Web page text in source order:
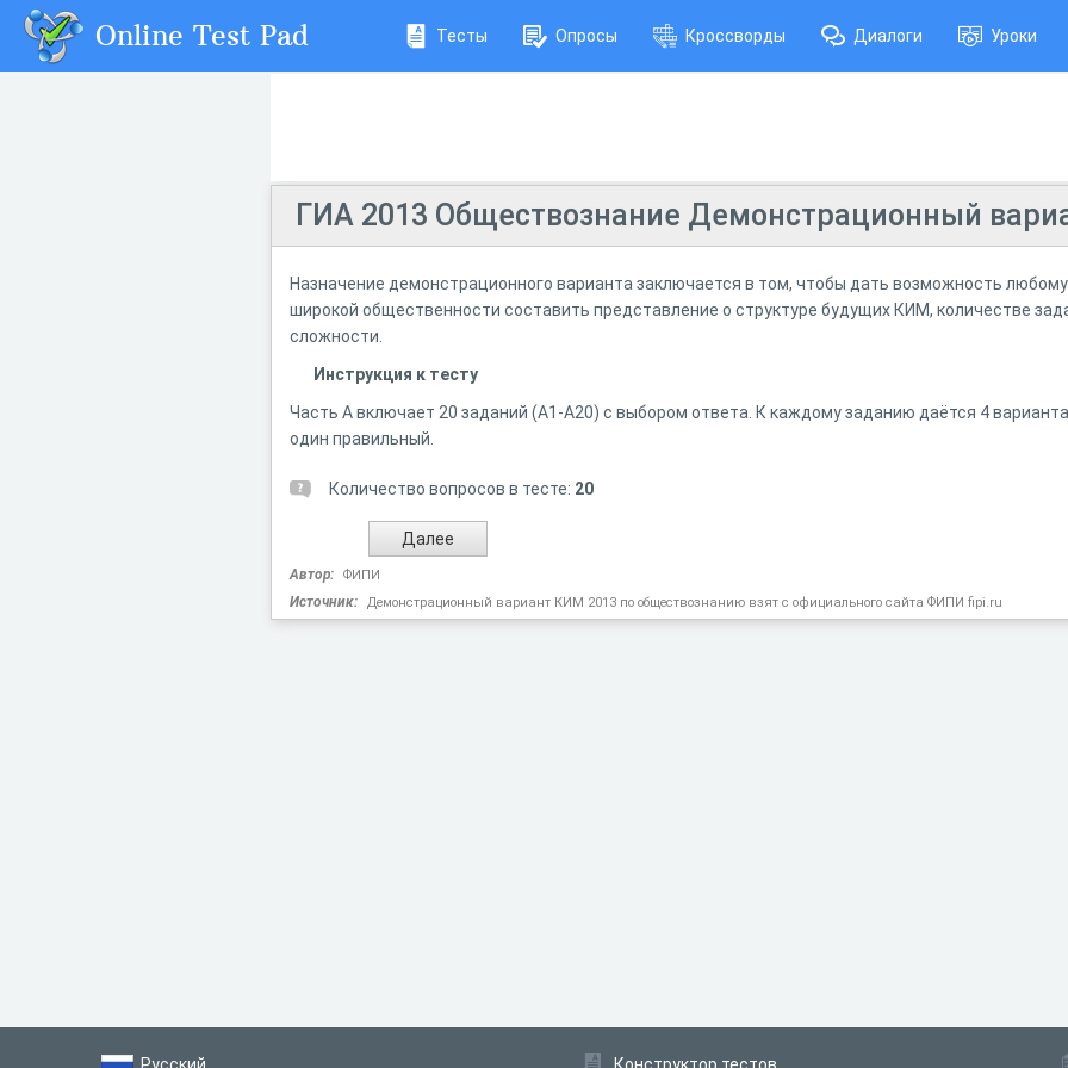
Online Test Pad Тесты Опросы Кроссворды Диалоги Уроки
ГИА 2013 Обществознание Демонстрационный
Назначение демонстрационного варианта заключается в том, чтобы дать возможность любому
широкой общественности составить представление о структуре будущих КИМ, количестве
сложности.
Инструкция к тесту
Часть А включает 20 заданий (А1-А20) с выбором ответа. К каждому заданию даётся 4
один правильный.
Количество вопросов в тесте: 20
Автор: ФИПИ
Источник: Демонстрационный вариант КИМ 2013 по обществознанию взят с официального сайта ФИПИ fipi.ru